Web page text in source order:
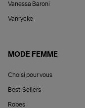
Vanessa Baroni
Vanrycke
MODE FEMME
Choisi pour vous
Best-Sellers
Robes